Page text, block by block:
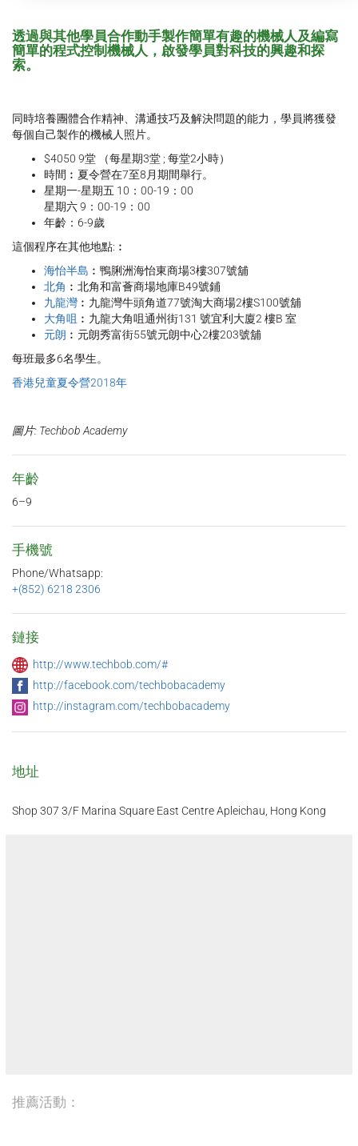
透過與其他學員合作動手製作簡單有趣的機械人及編寫
簡單的程式控制機械人，啟發學員對科技的興趣和探
索。
同時培養團體合作精神、溝通技巧及解決問題的能力，學員將獲發
每個自己製作的機械人照片。
$4050 9堂 （每星期3堂 ; 每堂2小時）
時間︰夏令營在7至8月期間舉行。
星期一-星期五 10：00-19：00
星期六 9：00-19：00
年齡：6-9歲
這個程序在其他地點:︰
海怡半島 ︰鴨脷洲海怡東商場3樓307號舖
北角 ︰北角和富薈商場地庫B49號鋪
九龍灣 ︰九龍灣牛頭角道77號淘大商場2樓S100號舖
大角咀 ︰九龍大角咀通州街131 號宜利大廈2 樓B 室
元朗 ︰元朗秀富街55號元朗中心2樓203號舖
每班最多6名學生。
香港兒童夏令營2018年
圖片: Techbob Academy
年齡
6–9
手機號
Phone/Whatsapp:
+(852) 6218 2306
鏈接
http://www.techbob.com/#
http://facebook.com/techbobacademy
http://instagram.com/techbobacademy
地址
Shop 307 3/F Marina Square East Centre Apleichau, Hong Kong
推薦活動：